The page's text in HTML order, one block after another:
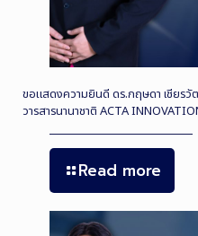
ขอแสดงความยินดี ดร.กฤษดา เชียร
วารสารนานาชาติ ACTA
Read more